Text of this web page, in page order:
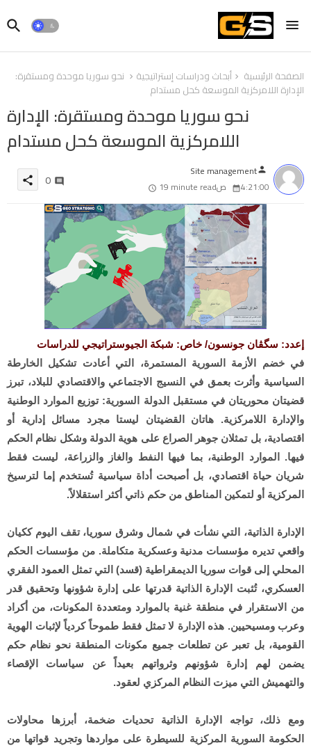
الصفحة الرئيسية أبحاث ودراسات إستراتيجية
نحو سوريا موحدة ومستقرة:
الإدارة اللامركزية الموسعة كحل مستدام
نحو سوريا موحدة ومستقرة: الإدارة
اللامركزية الموسعة كحل مستدام
person
Site management
4:21:00 ص
19 minute read
0
share
إعدد: سگڤان جونسون/ خاص: شبكة الجيوستراتيجي للدراسات
في خضم الأزمة السورية المستمرة، التي أعادت تشكيل الخارطة
السياسية وأثرت بعمق في النسيج الاجتماعي والاقتصادي للبلاد، تبرز
قضيتان محوريتان في مستقبل الدولة السورية: توزيع الموارد الوطنية
والإدارة اللامركزية. هاتان القضيتان ليستا مجرد مسائل إدارية أو
اقتصادية، بل تمثلان جوهر الصراع على هوية الدولة وشكل نظام الحكم
فيها. الموارد الوطنية، بما فيها النفط والغاز والزراعة، ليست فقط
شريان حياة اقتصادي، بل أصبحت أداة سياسية تُستخدم إما لترسيخ
المركزية أو لتمكين المناطق من حكم ذاتي أكثر استقلالاً.
الإدارة الذاتية، التي نشأت في شمال وشرق سوريا، تقف اليوم ككيان
واقعي تديره مؤسسات مدنية وعسكرية متكاملة. من مؤسسات الحكم
المحلي إلى قوات سوريا الديمقراطية (قسد) التي تمثل العمود الفقري
العسكري، تُثبت الإدارة الذاتية قدرتها على إدارة شؤونها وتحقيق قدر
من الاستقرار في منطقة غنية بالموارد ومتعددة المكونات، من أكراد
وعرب ومسيحيين. هذه الإدارة لا تمثل فقط طموحاً كردياً لإثبات الهوية
القومية، بل تعبر عن تطلعات جميع مكونات المنطقة نحو نظام حكم
يضمن لهم إدارة شؤونهم وثرواتهم بعيداً عن سياسات الإقصاء
والتهميش التي ميزت النظام المركزي لعقود.
ومع ذلك، تواجه الإدارة الذاتية تحديات ضخمة، أبرزها محاولات
الحكومة السورية المركزية للسيطرة على مواردها وتجريد قواتها من